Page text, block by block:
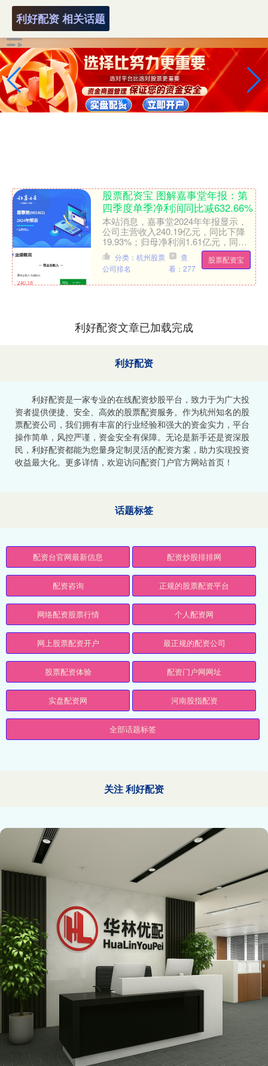
利好配资 相关话题
股票配资宝 图解嘉事堂年报：第
四季度单季净利润同比减632.66%
本站消息，嘉事堂2024年年报显示，
公司主营收入240.19亿元，同比下降
19.93%；归母净利润1.61亿元，同比
下降35.75%；扣非净利润8020.39万....
股票配资宝
分类：杭州股票
公司排名
查
看：277
利好配资文章已加载完成
利好配资
利好配资是一家专业的在线配资炒股平台，致力于为广大投
资者提供便捷、安全、高效的股票配资服务。作为杭州知名的股
票配资公司，我们拥有丰富的行业经验和强大的资金实力，平台
操作简单，风控严谨，资金安全有保障。无论是新手还是资深股
民，利好配资都能为您量身定制灵活的配资方案，助力实现投资
收益最大化。更多详情，欢迎访问配资门户官方网站首页！
话题标签
配资台官网最新信息 配资炒股排排网
配资咨询 正规的股票配资平台
网络配资股票行情 个人配资网
网上股票配资开户 最正规的配资公司
股票配资体验 配资门户网网址
实盘配资网 河南股指配资
全部话题标签
关注 利好配资